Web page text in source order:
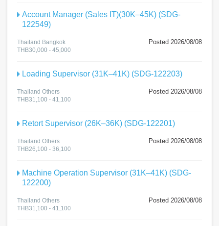
Account Manager (Sales IT)(30K–45K) (SDG-
122549)
Posted 2026/08/08
Thailand Bangkok
THB30,000 - 45,000
Loading Supervisor (31K–41K) (SDG-122203)
Posted 2026/08/08
Thailand Others
THB31,100 - 41,100
Retort Supervisor (26K–36K) (SDG-122201)
Posted 2026/08/08
Thailand Others
THB26,100 - 36,100
Machine Operation Supervisor (31K–41K) (SDG-
122200)
Posted 2026/08/08
Thailand Others
THB31,100 - 41,100